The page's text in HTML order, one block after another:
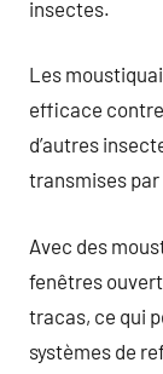
insectes.
Les
efficace
d’autres
transmises
Avec des
fenêtres
tracas, ce qui
systèmes de